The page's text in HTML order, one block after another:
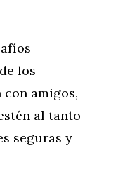
los
amigos,
al tanto
seguras y